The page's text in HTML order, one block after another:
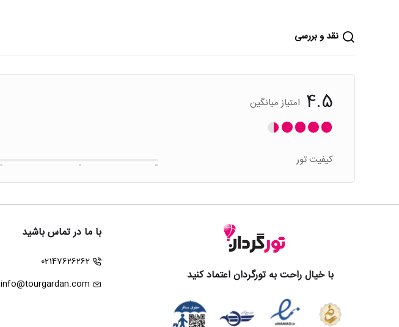
نقد و بررسی
4.5 امتیاز میانگین
کیفیت تور
با خیال راحت به تورگردان اعتماد کنید
با ما در تماس باشید
02147626262
info@tourgardan.com